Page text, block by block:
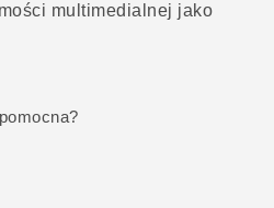
multimedialnej jako